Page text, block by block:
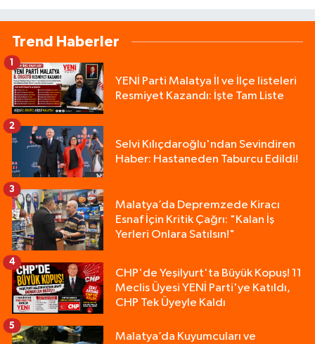
Trend Haberler
YENİ Parti Malatya İl ve İlçe listeleri
Resmiyet Kazandı: İşte Tam Liste
1
Selvi Kılıçdaroğlu'ndan Sevindiren
Haber: Hastaneden Taburcu Edildi!
2
Malatya’da Depremzede Kiracı
Esnaf İçin Kritik Çağrı: "Kalan İş
Yerleri Onlara Satılsın!"
3
CHP'de Yeşilyurt'ta Büyük Kopuş! 11
Meclis Üyesi YENİ Parti'ye Katıldı,
CHP Tek Üyeyle Kaldı
4
Malatya’da Kuyumcuları ve
5